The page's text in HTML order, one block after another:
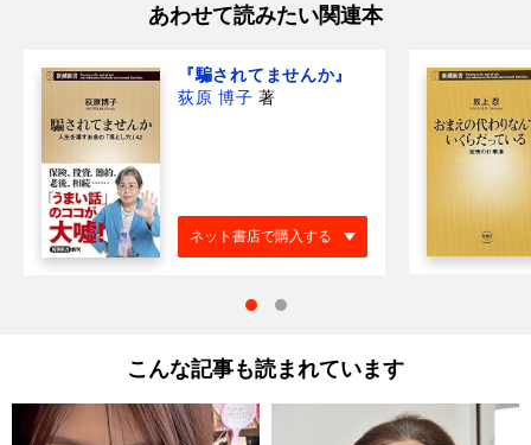
あわせて読みたい関連本
『騙されてませんか』
荻原 博子 著
ネット書店で購入する
こんな記事も読まれています